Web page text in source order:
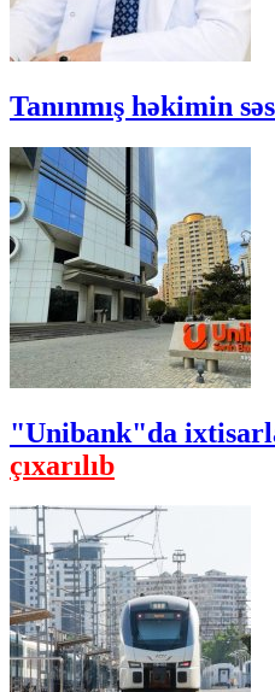
Tanınmış həkimin səs
"Unibank"da
çıxarılıb